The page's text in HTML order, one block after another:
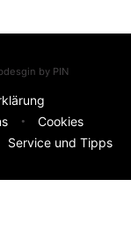
by PIN
Cookies
Service und Tipps